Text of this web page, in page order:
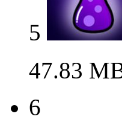
5
47.83
6